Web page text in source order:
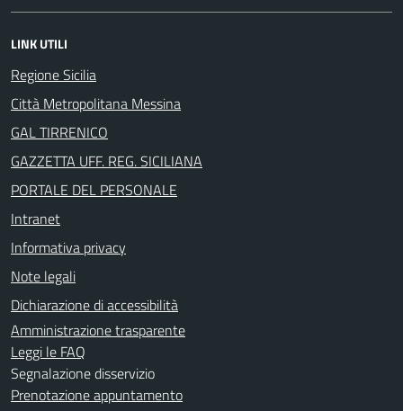
LINK UTILI
Regione Sicilia
Città Metropolitana Messina
GAL TIRRENICO
GAZZETTA UFF. REG. SICILIANA
PORTALE DEL PERSONALE
Intranet
Informativa privacy
Note legali
Dichiarazione di accessibilità
Amministrazione trasparente
Leggi le FAQ
Segnalazione disservizio
Prenotazione appuntamento